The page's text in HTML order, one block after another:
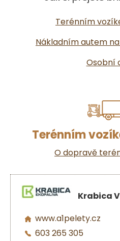
Terénním
Nákladním autem
Osobní
Terénním
O dopravě
Krabica
www.a1pelety.cz
603 265 305